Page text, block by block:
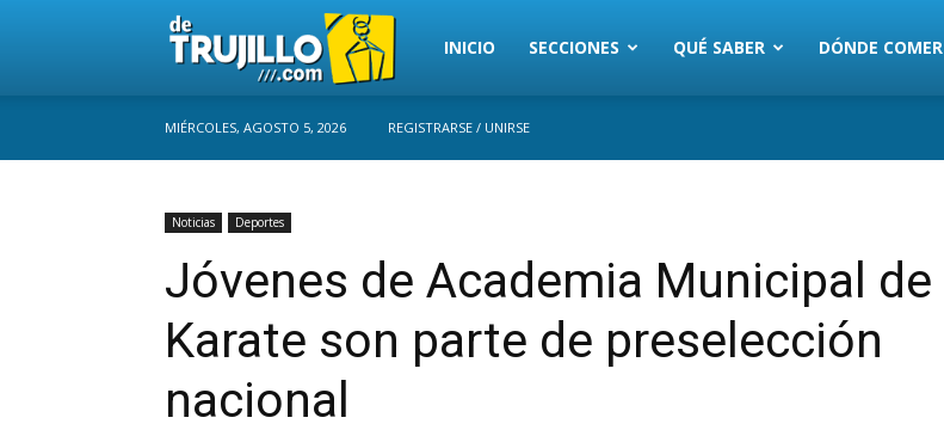
Trujillo
INICIO SECCIONES QUÉ SABER DÓNDE COMER
MIÉRCOLES, AGOSTO 5, 2026 REGISTRARSE / UNIRSE
Noticias Deportes
Jóvenes de Academia Municipal de
Karate son parte de preselección
nacional